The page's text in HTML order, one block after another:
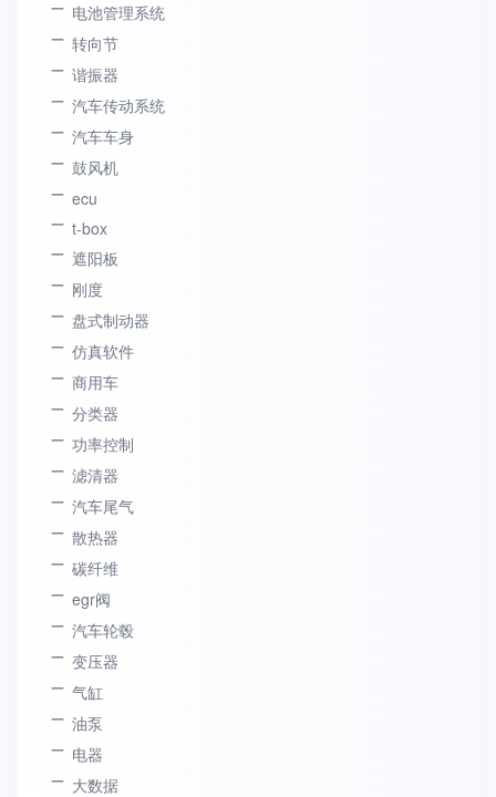
电池管理系统
转向节
谐振器
汽车传动系统
汽车车身
鼓风机
ecu
t-box
遮阳板
刚度
盘式制动器
仿真软件
商用车
分类器
功率控制
滤清器
汽车尾气
散热器
碳纤维
egr阀
汽车轮毂
变压器
气缸
油泵
电器
大数据